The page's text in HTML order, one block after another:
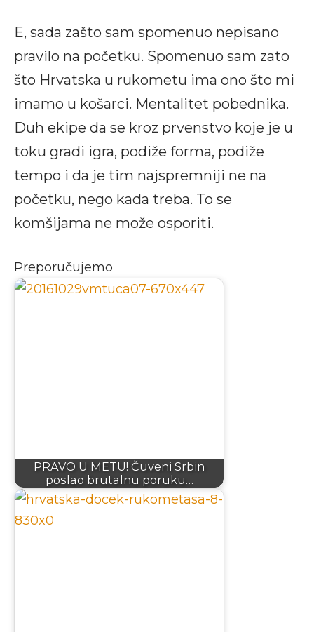
E, sada zašto sam spomenuo nepisano
pravilo na početku. Spomenuo sam zato
što Hrvatska u rukometu ima ono što mi
imamo u košarci. Mentalitet pobednika.
Duh ekipe da se kroz prvenstvo koje je u
toku gradi igra, podiže forma, podiže
tempo i da je tim najspremniji ne na
početku, nego kada treba. To se
komšijama ne može osporiti.
Preporučujemo
PRAVO U METU! Čuveni Srbin
poslao brutalnu poruku…